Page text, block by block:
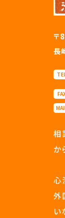
〒
長
相
か
心
外
い